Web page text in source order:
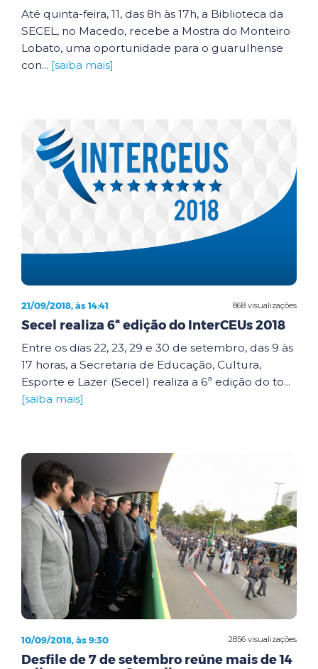
Até quinta-feira, 11, das 8h às 17h, a Biblioteca da
SECEL, no Macedo, recebe a Mostra do Monteiro
Lobato, uma oportunidade para o guarulhense
con... [saiba mais]
868 visualizações
21/09/2018, às 14:41
Secel realiza 6ª edição do InterCEUs 2018
Entre os dias 22, 23, 29 e 30 de setembro, das 9 às
17 horas, a Secretaria de Educação, Cultura,
Esporte e Lazer (Secel) realiza a 6ª edição do to...
[saiba mais]
2856 visualizações
10/09/2018, às 9:30
Desfile de 7 de setembro reúne mais de 14